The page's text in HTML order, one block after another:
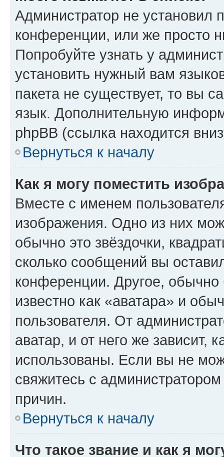
Администратор не установил
конференции, или же просто
Попробуйте узнать у
установить нужный вам
пакета не существует, то вы
язык. Дополнительную
phpBB (ссылка находится
Вернуться к началу
Как я могу поместить
Вместе с именем
изображения. Одно из них
обычно это звёздочки,
сколько сообщений вы
конференции. Другое,
известно как «аватара» и
пользователя. От
аватар, и от него же зависит,
использованы. Если вы не
свяжитесь с
причин.
Вернуться к началу
Что такое звание и как я